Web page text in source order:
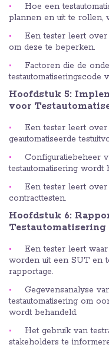
Hoe een
plannen en uit te rollen,
Een tester leert over
om deze te beperken.
Factoren die de
testautomatiseringscode
Hoofdstuk 5:
voor
Een tester leert
geautomatiseerde
Configuratiebeheer
testautomatisering wordt
Een tester leert
contracttesten.
Hoofdstuk 6:
Testautomatisering
Een tester leert
worden uit een SUT en
rapportage.
Gegevensanalyse
testautomatisering om
wordt behandeld.
Het gebruik van
stakeholders te